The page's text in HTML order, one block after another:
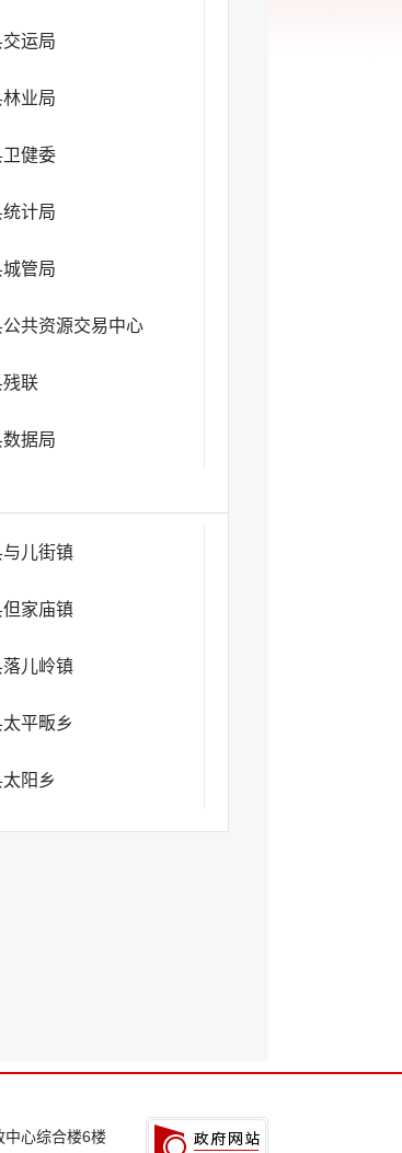
运局
业局
健委
计局
管局
公共资源交易中心
残联
据局
儿街镇
家庙镇
儿岭镇
平畈乡
阳乡
中心综合楼6楼